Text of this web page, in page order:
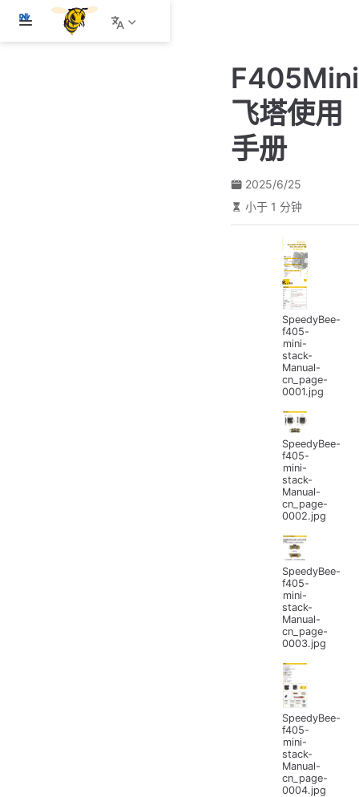
跳
F405Mini
飞塔使用
手册
2025/6/25
小于 1 分钟
SpeedyBee-
f405-
mini-
stack-
Manual-
cn_page-
0001.jpg
SpeedyBee-
f405-
mini-
stack-
Manual-
cn_page-
0002.jpg
SpeedyBee-
f405-
mini-
stack-
Manual-
cn_page-
0003.jpg
SpeedyBee-
f405-
mini-
stack-
Manual-
cn_page-
0004.jpg